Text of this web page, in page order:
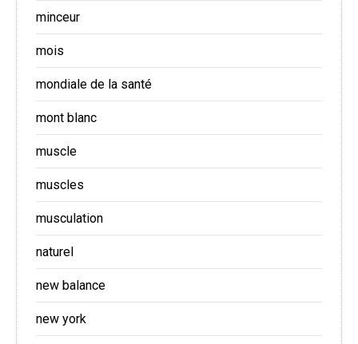
minceur
mois
mondiale de la santé
mont blanc
muscle
muscles
musculation
naturel
new balance
new york